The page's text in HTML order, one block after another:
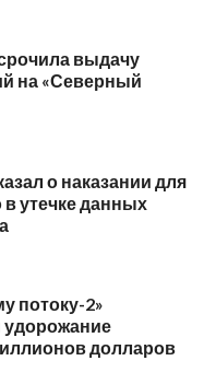
выдачу
на «Северный
о наказании для
утечке данных
потоку-2»
удорожание
долларов